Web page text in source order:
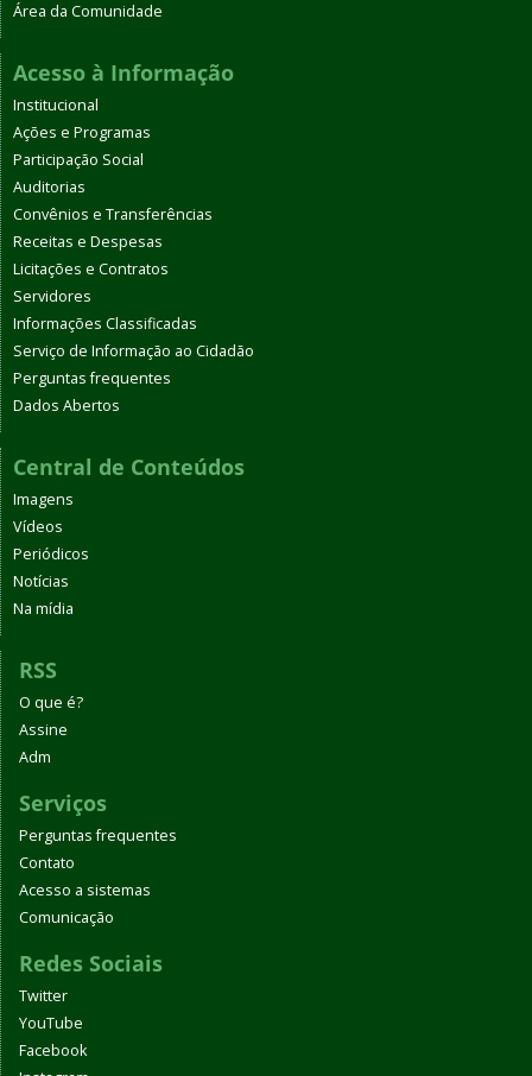
Área da Comunidade
Acesso à Informação
Institucional
Ações e Programas
Participação Social
Auditorias
Convênios e Transferências
Receitas e Despesas
Licitações e Contratos
Servidores
Informações Classificadas
Serviço de Informação ao Cidadão
Perguntas frequentes
Dados Abertos
Central de Conteúdos
Imagens
Vídeos
Periódicos
Notícias
Na mídia
RSS
O que é?
Assine
Adm
Serviços
Perguntas frequentes
Contato
Acesso a sistemas
Comunicação
Redes Sociais
Twitter
YouTube
Facebook